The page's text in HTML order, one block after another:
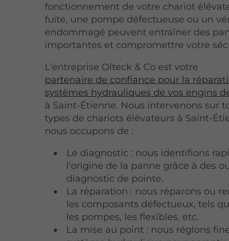
fonctionnement de votre chariot
fuite, une pompe défectueuse ou un
endommagé peuvent entraîner des
importantes et compromettre votre
L’entreprise Olteck & Co est votre
partenaire de confiance pour la
systèmes hydrauliques de vos engins
à Saint-Étienne. Nous intervenons sur
types de chariots élévateurs à Saint-
nous occupons de :
Le diagnostic : nous identifions
l'origine de la panne grâce à des
diagnostic de pointe.
La réparation : nous réparons ou
les composants défectueux, tels
les pompes, les flexibles, etc.
La mise au point : nous réglons